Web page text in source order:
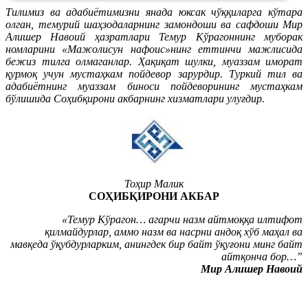
Тилимиз ва адабиётимизни янада юксак чўққиларга кўтара
олган, темурий шаҳзодаларнинг замондоши ва сафдоши Мир
Алишер Навоий ҳазратлари Темур Кўрагоннинг муборак
номларини «Мажолисун нафоис»нинг еттинчи мажлисида
бежиз тилга олмаганлар. Ҳақиқат шулки, муаззам иморат
қурмоқ учун мустаҳкам пойдевор зарурдир. Туркий тил ва
адабиётнинг муаззам биноси пойдеворининг мустаҳкам
бўлишида Соҳибқирони акбарнинг хизматлари улуғдир.
Тоҳир Малик
СОҲИБҚИРОНИ АКБАР
«Темур Кўрагон… агарчи назм айтмоққа илтифот
қилмайдурлар, аммо назм ва насрни андоқ хўб маҳал ва
мавқеда ўқубдурларким, анингдек бир байт ўқуғони минг байт
айтқонча бор…”
Мир Алишер Навоий